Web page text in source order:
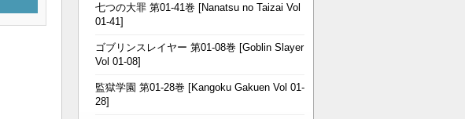
七つの大罪 第01-41巻 [Nanatsu no Taizai Vol
01-41]
ゴブリンスレイヤー 第01-08巻 [Goblin Slayer
Vol 01-08]
監獄学園 第01-28巻 [Kangoku Gakuen Vol 01-
28]